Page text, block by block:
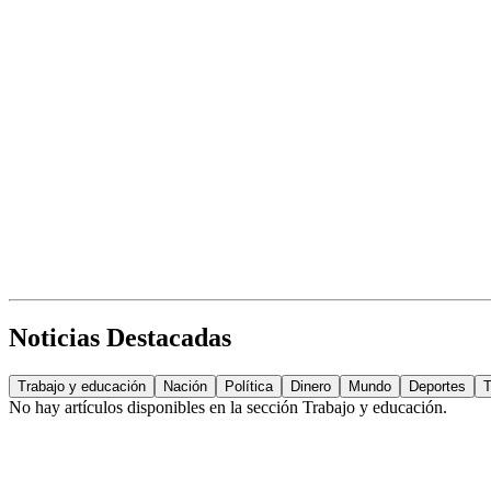
Noticias Destacadas
Trabajo y educación Nación Política Dinero Mundo Deportes
No hay artículos disponibles en la sección Trabajo y educación.